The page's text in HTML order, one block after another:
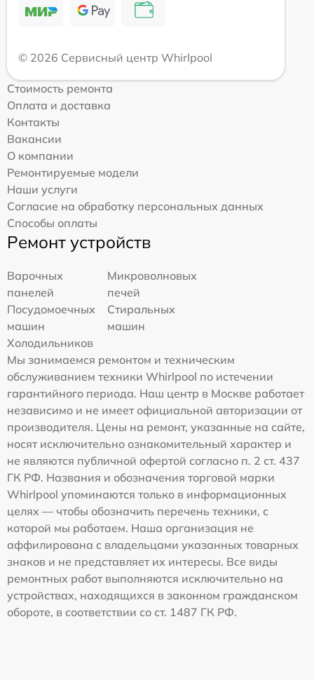
© 2026 Сервисный центр Whirlpool
Стоимость ремонта
Оплата и доставка
Контакты
Вакансии
О компании
Ремонтируемые модели
Наши услуги
Согласие на обработку персональных данных
Способы оплаты
Ремонт устройств
Варочных
панелей
Микроволновых
печей
Посудомоечных
машин
Стиральных
машин
Холодильников
Мы занимаемся ремонтом и техническим
обслуживанием техники Whirlpool по истечении
гарантийного периода. Наш центр в Москве работает
независимо и не имеет официальной авторизации от
производителя. Цены на ремонт, указанные на сайте,
носят исключительно ознакомительный характер и
не являются публичной офертой согласно п. 2 ст. 437
ГК РФ. Названия и обозначения торговой марки
Whirlpool упоминаются только в информационных
целях — чтобы обозначить перечень техники, с
которой мы работаем. Наша организация не
аффилирована с владельцами указанных товарных
знаков и не представляет их интересы. Все виды
ремонтных работ выполняются исключительно на
устройствах, находящихся в законном гражданском
обороте, в соответствии со ст. 1487 ГК РФ.